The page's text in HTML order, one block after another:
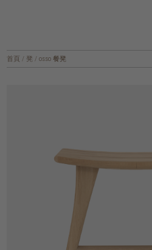
首頁 / 凳 / osso 餐凳